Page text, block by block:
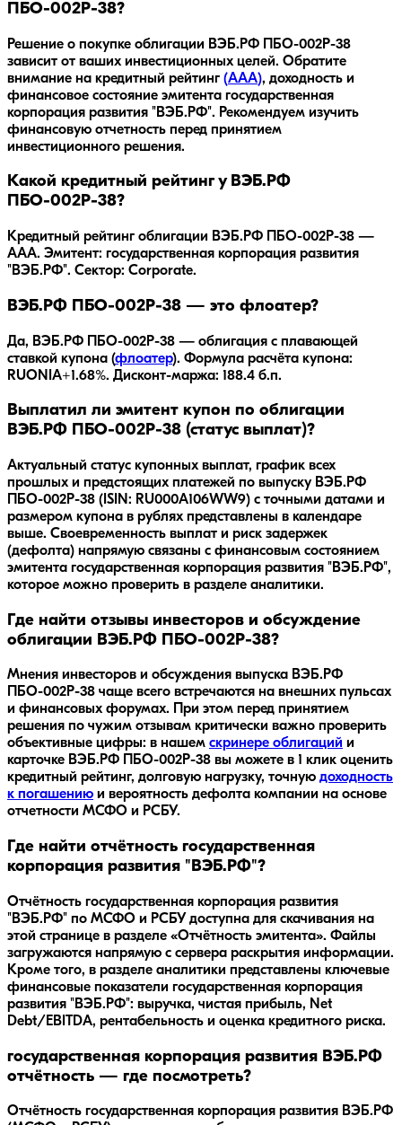
ПБО-002Р-38?
Решение о покупке облигации ВЭБ.РФ ПБО-002Р-38
зависит от ваших инвестиционных целей. Обратите
внимание на кредитный рейтинг (AAA), доходность и
финансовое состояние эмитента государственная
корпорация развития "ВЭБ.РФ". Рекомендуем изучить
финансовую отчетность перед принятием
инвестиционного решения.
Какой кредитный рейтинг у ВЭБ.РФ
ПБО-002Р-38?
Кредитный рейтинг облигации ВЭБ.РФ ПБО-002Р-38 —
AAA. Эмитент: государственная корпорация развития
"ВЭБ.РФ". Сектор: Corporate.
ВЭБ.РФ ПБО-002Р-38 — это флоатер?
Да, ВЭБ.РФ ПБО-002Р-38 — облигация с плавающей
ставкой купона (флоатер). Формула расчёта купона:
RUONIA+1.68%. Дисконт-маржа: 188.4 б.п.
Выплатил ли эмитент купон по облигации
ВЭБ.РФ ПБО-002Р-38 (статус выплат)?
Актуальный статус купонных выплат, график всех
прошлых и предстоящих платежей по выпуску ВЭБ.РФ
ПБО-002Р-38 (ISIN: RU000A106WW9) с точными датами и
размером купона в рублях представлены в календаре
выше. Своевременность выплат и риск задержек
(дефолта) напрямую связаны с финансовым состоянием
эмитента государственная корпорация развития "ВЭБ.РФ",
которое можно проверить в разделе аналитики.
Где найти отзывы инвесторов и обсуждение
облигации ВЭБ.РФ ПБО-002Р-38?
Мнения инвесторов и обсуждения выпуска ВЭБ.РФ
ПБО-002Р-38 чаще всего встречаются на внешних пульсах
и финансовых форумах. При этом перед принятием
решения по чужим отзывам критически важно проверить
объективные цифры: в нашем скринере облигаций и
карточке ВЭБ.РФ ПБО-002Р-38 вы можете в 1 клик оценить
кредитный рейтинг, долговую нагрузку, точную доходность
к погашению и вероятность дефолта компании на основе
отчетности МСФО и РСБУ.
Где найти отчётность государственная
корпорация развития "ВЭБ.РФ"?
Отчётность государственная корпорация развития
"ВЭБ.РФ" по МСФО и РСБУ доступна для скачивания на
этой странице в разделе «Отчётность эмитента». Файлы
загружаются напрямую с сервера раскрытия информации.
Кроме того, в разделе аналитики представлены ключевые
финансовые показатели государственная корпорация
развития "ВЭБ.РФ": выручка, чистая прибыль, Net
Debt/EBITDA, рентабельность и оценка кредитного риска.
государственная корпорация развития ВЭБ.РФ
отчётность — где посмотреть?
Отчётность государственная корпорация развития ВЭБ.РФ